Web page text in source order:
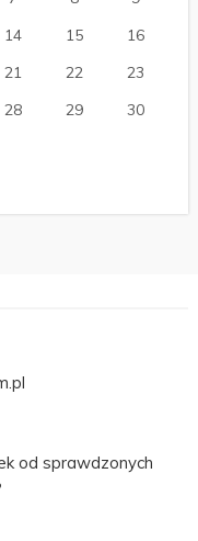
14 15
16
21 22
23
28 29
30
od sprawdzonych